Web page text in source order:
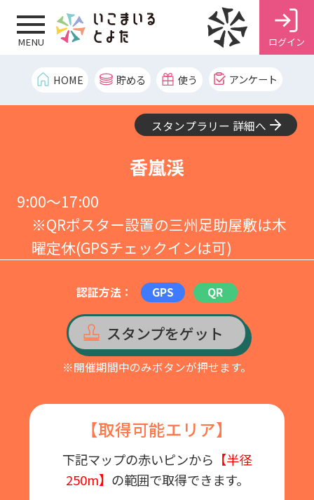
MENU ログイン
HOME 貯める 使う アンケート
スタンプラリー 詳細へ
香嵐渓
9:00～17:00
※QRポスター設置の三州足助屋敷は木
曜定休(GPSチェックインは可)
認証方法： GPS QR
スタンプをゲット
※開催期間中のみボタンが押せます。
【取得可能エリア】
下記マップの赤いピンから 【半径
250m】 の範囲で取得できます。